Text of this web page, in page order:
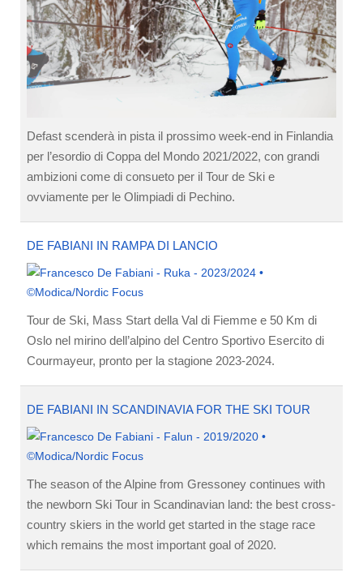
Defast scenderà in pista il prossimo week-end in Finlandia
per l’esordio di Coppa del Mondo 2021/2022, con grandi
ambizioni come di consueto per il Tour de Ski e
ovviamente per le Olimpiadi di Pechino.
DE FABIANI IN RAMPA DI LANCIO
Tour de Ski, Mass Start della Val di Fiemme e 50 Km di
Oslo nel mirino dell’alpino del Centro Sportivo Esercito di
Courmayeur, pronto per la stagione 2023-2024.
DE FABIANI IN SCANDINAVIA FOR THE SKI TOUR
The season of the Alpine from Gressoney continues with
the newborn Ski Tour in Scandinavian land: the best cross-
country skiers in the world get started in the stage race
which remains the most important goal of 2020.